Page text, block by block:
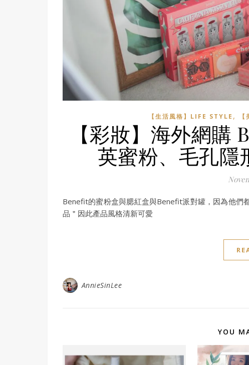
【生活風格】LIFE STYLE ,
【彩妝】海外網購
英蜜粉、毛孔隱
Benefit的蜜粉盒與腮紅盒與Benefit派對罐，因為他們
品＂因此產品風格清新可愛
AnnieSinLee
YOU